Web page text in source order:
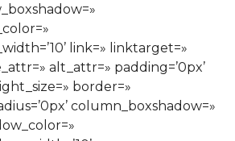
link=» linktarget=»
alt_attr=» padding=’0px’
border=»
column_boxshadow=»